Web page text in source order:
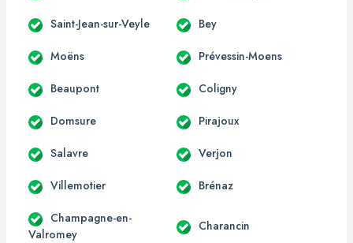
Saint-Jean-sur-Veyle Bey
Moëns Prévessin-Moens
Beaupont Coligny
Domsure Pirajoux
Salavre Verjon
Villemotier Brénaz
Champagne-en-
Valromey
Charancin